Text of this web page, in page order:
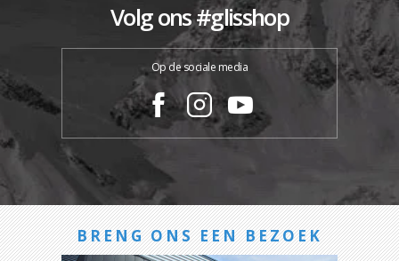
Volg ons #glisshop
Op de sociale media
BRENG ONS EEN BEZOEK